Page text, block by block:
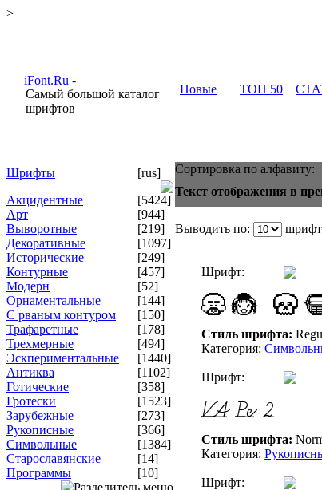
>
Самый большой каталог
шрифтов
Новые ТОП 50
Шрифты
[rus]
Акцидентные
[5424]
Арт
[944]
Выворотные
[219]
Декоративные
[1097]
Исторические
[249]
Контурные
[457]
Модерн
[52]
Орнаментальные
[144]
С рваным контуром
[150]
Трафаретные
[178]
Трехмерные
[494]
Эскпериментальные
[1440]
Антиква
[1102]
Готические
[358]
Гротески
[1523]
Зарубежные
[273]
Рукописные
[366]
Символьные
[1384]
Старославянские
[14]
Программы
[10]
Сортировка по алфавиту:
Текст отображения в
Выводить по:
Шрифт:
Стиль шрифта:
Категория:
Шрифт:
Стиль шрифта:
Категория:
Шрифт: